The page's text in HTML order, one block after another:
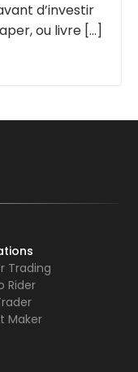
d’investir
ou livre [...]
Trading
Rider
Maker